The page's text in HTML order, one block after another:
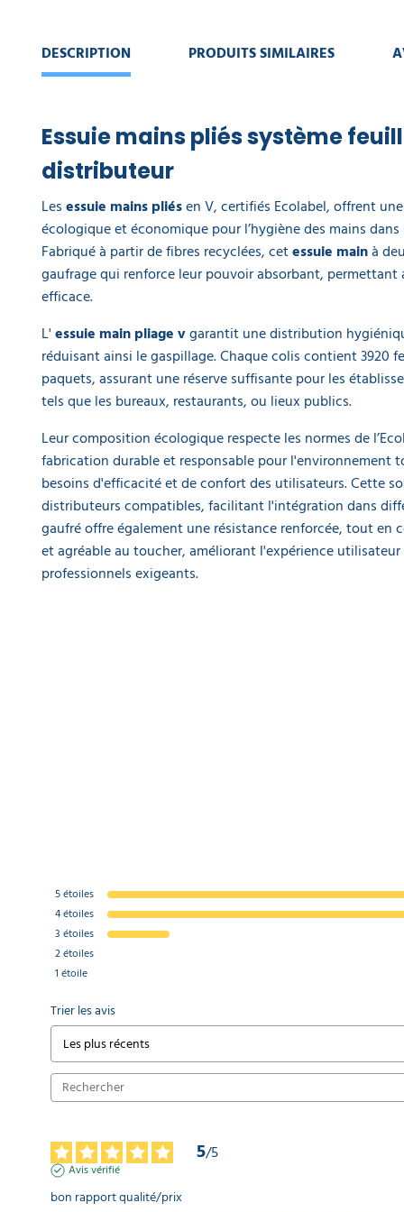
40,50 €
l'unité
Crème
lavante
désinfectante
mains -
bidon de 5 L
22,15 €
l'unité
Spray
nettoyant
sanitaires
750 ml
Delcourt -
lot de 2
9,80 €
Distributeur
essuie
manuel
17,90 €
l'unité
DESCRIPTION PRODUITS SIMILAIRES
Essuie mains pliés​ système
distributeur
Lesessuie mains pliés​en V, certifiés Ecolabel, offrent
écologique et économique pour l’hygiène des mains
Fabriqué à partir de fibres recyclées, cetessuie mainà
gaufrage qui renforce leur pouvoir absorbant, permettant
efficace.
L'essuie main pliage vgarantit une distribution
réduisant ainsi le gaspillage. Chaque colis contient 3920
paquets, assurant une réserve suffisante pour les
tels que les bureaux, restaurants, ou lieux publics.
Leur composition écologique respecte les normes de
fabrication durable et responsable pour l'environnement
besoins d'efficacité et de confort des utilisateurs. Cette
distributeurs compatibles, facilitant l'intégration dans
gaufré offre également une résistance renforcée, tout en
et agréable au toucher, améliorant l'expérience
professionnels exigeants.
5étoiles
4étoiles
3 étoiles
2étoiles
1 étoile
Trier les avis
5/5
Avis vérifié
bon rapport qualité/prix